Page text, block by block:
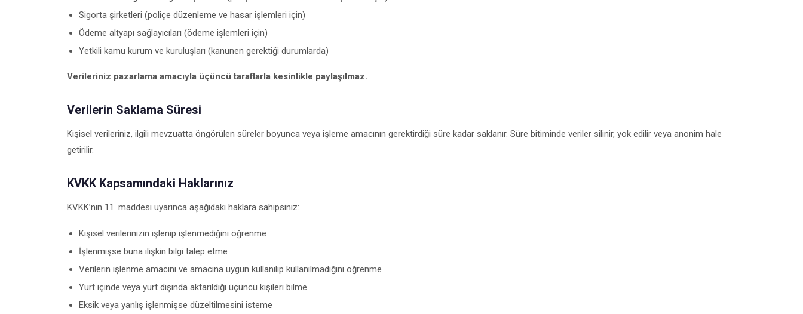
Sigorta şirketleri (poliçe düzenleme ve hasar işlemleri için)
Ödeme altyapı sağlayıcıları (ödeme işlemleri için)
Yetkili kamu kurum ve kuruluşları (kanunen gerektiği durumlarda)
Verileriniz pazarlama amacıyla üçüncü taraflarla kesinlikle paylaşılmaz.
Verilerin Saklama Süresi
Kişisel verileriniz, ilgili mevzuatta öngörülen süreler boyunca veya işleme amacının gerektirdiği süre kadar saklanır. Süre bitiminde veriler silinir, yok edilir veya anonim hale
getirilir.
KVKK Kapsamındaki Haklarınız
KVKK’nın 11. maddesi uyarınca aşağıdaki haklara sahipsiniz:
Kişisel verilerinizin işlenip işlenmediğini öğrenme
İşlenmişse buna ilişkin bilgi talep etme
Verilerin işlenme amacını ve amacına uygun kullanılıp kullanılmadığını öğrenme
Yurt içinde veya yurt dışında aktarıldığı üçüncü kişileri bilme
Eksik veya yanlış işlenmişse düzeltilmesini isteme